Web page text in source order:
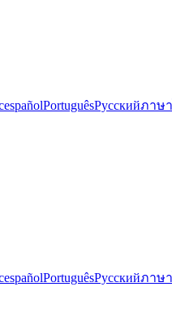
españolPortuguêsРусскийภาษ
españolPortuguêsРусскийภาษ